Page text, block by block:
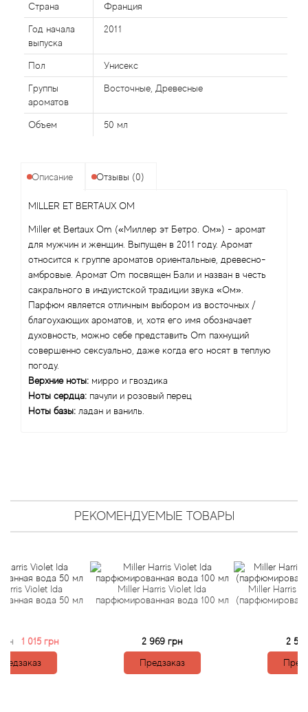
Страна Франция
Год начала
выпуска
2011
Пол Унисекс
Группы
ароматов
Восточные, Древесные
Объем 50 мл
Описание Отзывы (0)
MILLER ET BERTAUX OM
Miller et Bertaux Om («Миллер эт Бетро. Ом») - аромат
для мужчин и женщин. Выпущен в 2011 году. Аромат
относится к группе ароматов ориентальные, древесно-
амбровые. Аромат Om посвящен Бали и назван в честь
сакрального в индуистской традиции звука «Ом».
Парфюм является отличным выбором из восточных /
благоухающих ароматов, и, хотя его имя обозначает
духовность, можно себе представить Om пахнущий
совершенно сексуально, даже когда его носят в теплую
погоду.
Верхние ноты: мирро и гвоздика
Ноты сердца: пачули и розовый перец
Ноты базы: ладан и ваниль.
РЕКОМЕНДУЕМЫЕ ТОВАРЫ
Violet Ida
вода 50 мл
1 015 грн
Miller Harris Violet Ida
парфюмированная вода 100 мл
2 969 грн
Предзаказ
Miller Harris Veti
(парфюмированная
2 554 грн
Предзаказ
Afnan
Agatha Ruiz de la Prada
Agent Provocateur
Agonist
Ajmal
Al Haramain
Al Jazeera
Alaia Paris
Alexander McQueen
Alexandre Barthet
American Crew
Amouroud